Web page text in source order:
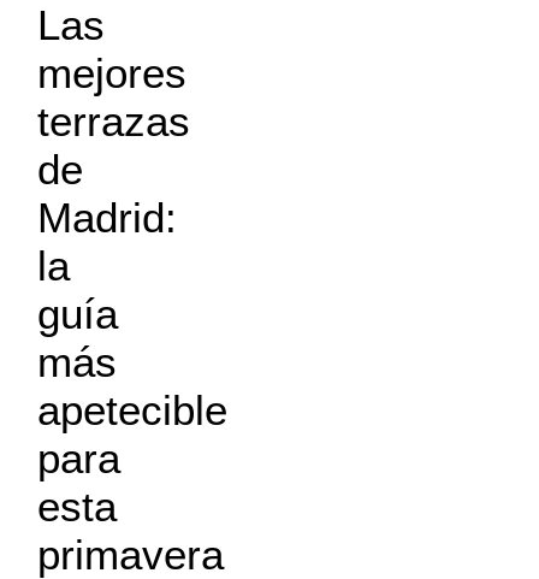
Las
mejores
terrazas
de
Madrid:
la
guía
más
apetecible
para
esta
primavera